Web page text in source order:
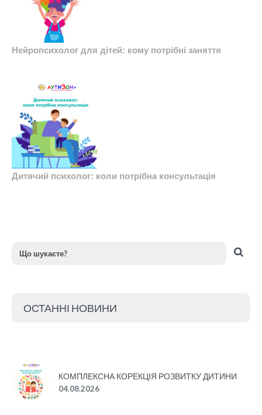
Нейропсихолог для дітей: кому потрібні заняття
Дитячий психолог: коли потрібна консультація
ОСТАННІ НОВИНИ
КОМПЛЕКСНА КОРЕКЦІЯ РОЗВИТКУ ДИТИНИ
04.08.2026